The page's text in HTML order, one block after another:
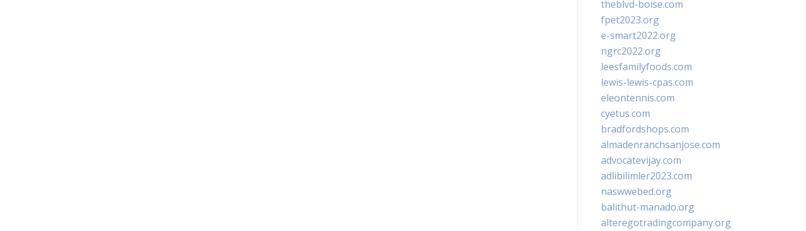
theblvd-boise.com
fpet2023.org
e-smart2022.org
ngrc2022.org
leesfamilyfoods.com
lewis-lewis-cpas.com
eleontennis.com
cyetus.com
bradfordshops.com
almadenranchsanjose.com
advocatevijay.com
adlibilimler2023.com
naswwebed.org
balithut-manado.org
alteregotradingcompany.org